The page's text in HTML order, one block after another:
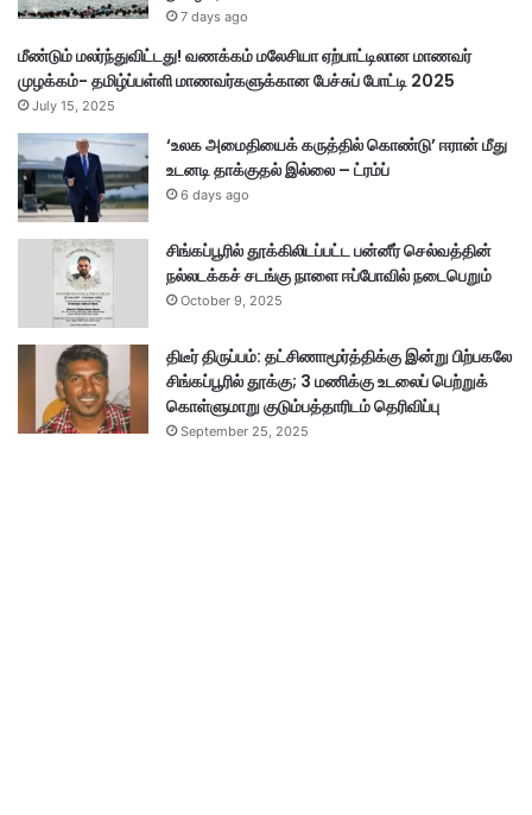
7 days ago
மீண்டும் மலர்ந்துவிட்டது! வணக்கம் மலேசியா ஏற்பாட்டிலான மாணவர்
முழக்கம்- தமிழ்ப்பள்ளி மாணவர்களுக்கான பேச்சுப் போட்டி 2025
July 15, 2025
‘உலக அமைதியைக் கருத்தில் கொண்டு’ ஈரான் மீது
உடனடி தாக்குதல் இல்லை – ட்ரம்ப்
6 days ago
சிங்கப்பூரில் தூக்கிலிடப்பட்ட பன்னீர் செல்வத்தின்
நல்லடக்கச் சடங்கு நாளை ஈப்போவில் நடைபெறும்
October 9, 2025
திடீர் திருப்பம்: தட்சிணாமூர்த்திக்கு இன்று பிற்பகலே
சிங்கப்பூரில் தூக்கு; 3 மணிக்கு உடலைப் பெற்றுக்
கொள்ளுமாறு குடும்பத்தாரிடம் தெரிவிப்பு
September 25, 2025